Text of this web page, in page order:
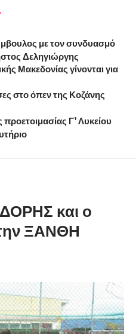
με τον συνδυασμό
Δεληγιώργης
Μακεδονίας γίνονται για
στο όπεν της Κοζάνης
Γ’ Λυκείου
και ο
ΞΑΝΘΗ